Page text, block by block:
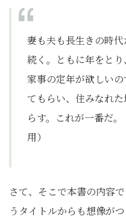
妻も夫も長生きの時
続く。ともに年をとり
家事の定年が欲しい
てもらい、住みなれ
らす。これが一番だ
用）
さて、そこで本書の内容
うタイトルからも想像が